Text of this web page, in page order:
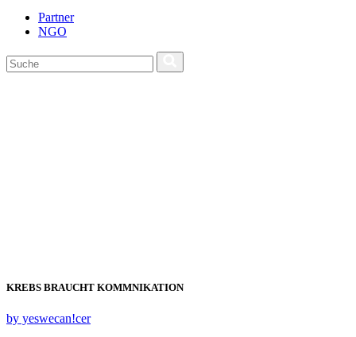
Partner
NGO
KREBS BRAUCHT KOMMNIKATION
by yeswecan!cer